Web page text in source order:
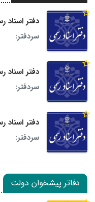
دفتر اسناد رسمی
سردفتر:
دفتر اسناد رسمی
سردفتر:
دفتر اسناد رسمی 40
سردفتر:
دفاتر پیشخوان دولت